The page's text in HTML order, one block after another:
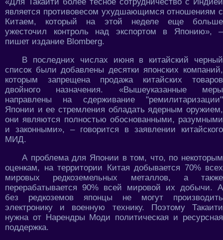
является противовесом ухудшающимся отношениям с
Китаем, который на этой неделе еще больше
ужесточил контроль над экспортом в Японию», –
пишет издание Blomberg.
В последних числах июня в китайский черный
список были добавлены десятки японских компаний,
которым запрещена продажа китайских товаров
двойного назначения. «Вышеуказанные меры
направлены на сдерживание "ремилитаризации"
Японии и ее стремления обладать ядерным оружием,
они являются полностью обоснованными, разумными
и законными», – говорится в заявлении китайского
МИД.
А проблема для Японии в том, что, по некоторым
оценкам, на территории Китая добывается 70% всех
мировых редкоземельных металлов, а также
перерабатывается 90% всей мировой их добычи. А
без редкоземов японцы не могут производить
электронику и военную технику. Поэтому Такаити
нужна от Нарендры Моди политическая и ресурсная
поддержка.